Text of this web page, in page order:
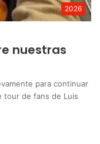
2026
nuestras
para continuar
tour de fans de Luis